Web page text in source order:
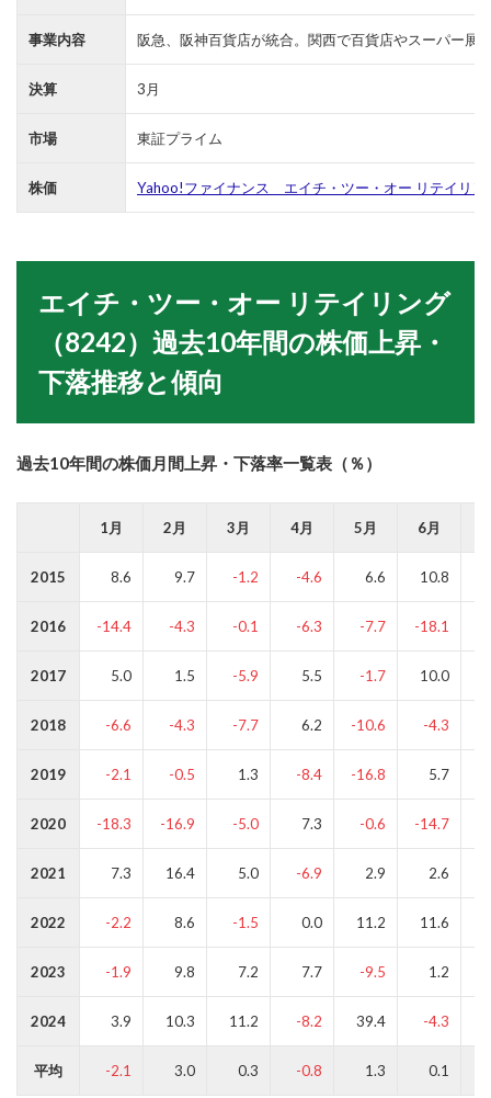
事業内容 阪急、阪神百貨店が統合。関西で百貨店やスーパー展
決算 3月
市場 東証プライム
株価 Yahoo!ファイナンス エイチ・ツー・オー リテイリン
エイチ・ツー・オー リテイリング
（8242）過去10年間の株価上昇・
下落推移と傾向
過去10年間の株価月間上昇・下落率一覧表（％）
1月 2月 3月 4月 5月 6月
2015 8.6 9.7 -1.2 -4.6 6.6 10.8
2016 -14.4 -4.3 -0.1 -6.3 -7.7 -18.1
2017 5.0 1.5 -5.9 5.5 -1.7 10.0
2018 -6.6 -4.3 -7.7 6.2 -10.6 -4.3
2019 -2.1 -0.5 1.3 -8.4 -16.8 5.7
2020 -18.3 -16.9 -5.0 7.3 -0.6 -14.7
2021 7.3 16.4 5.0 -6.9 2.9 2.6
2022 -2.2 8.6 -1.5 0.0 11.2 11.6
2023 -1.9 9.8 7.2 7.7 -9.5 1.2
2024 3.9 10.3 11.2 -8.2 39.4 -4.3
平均 -2.1 3.0 0.3 -0.8 1.3 0.1